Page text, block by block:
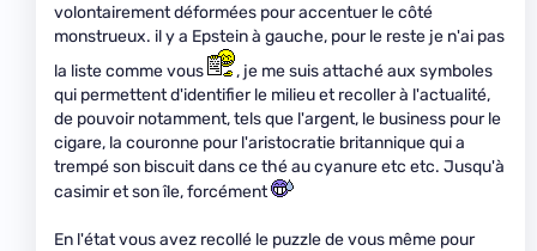
volontairement déformées pour accentuer le côté
monstrueux. il y a Epstein à gauche, pour le reste je n'ai pas
la liste comme vous
, je me suis attaché aux symboles
qui permettent d'identifier le milieu et recoller à l'actualité,
de pouvoir notamment, tels que l'argent, le business pour le
cigare, la couronne pour l'aristocratie britannique qui a
trempé son biscuit dans ce thé au cyanure etc etc. Jusqu'à
casimir et son île, forcément
En l'état vous avez recollé le puzzle de vous même pour